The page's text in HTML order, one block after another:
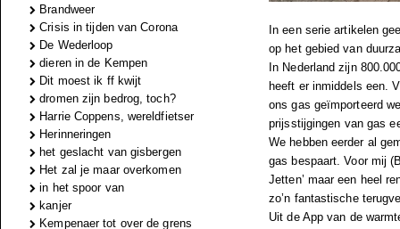
Brandweer
Crisis in tijden van Corona
De Wederloop
dieren in de Kempen
Dit moest ik ff kwijt
dromen zijn bedrog, toch?
Harrie Coppens, wereldfietser
Herinneringen
het geslacht van gisbergen
Het zal je maar overkomen
in het spoor van
kanjer
Kempenaer tot over de grens
In een serie artikelen
op het gebied van
In Nederland zijn
heeft er inmiddels een.
ons gas geïmporteerd
prijsstijgingen van gas
We hebben eerder al
gas bespaart. Voor mij
Jetten’ maar een heel
zo’n fantastische
Uit de App van de